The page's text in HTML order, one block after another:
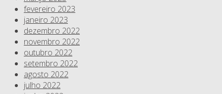
fevereiro 2023
janeiro 2023
dezembro 2022
novembro 2022
outubro 2022
setembro 2022
agosto 2022
julho 2022